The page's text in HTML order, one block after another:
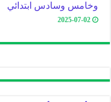
وخامس وسادس ابتدائي
2025-07-02